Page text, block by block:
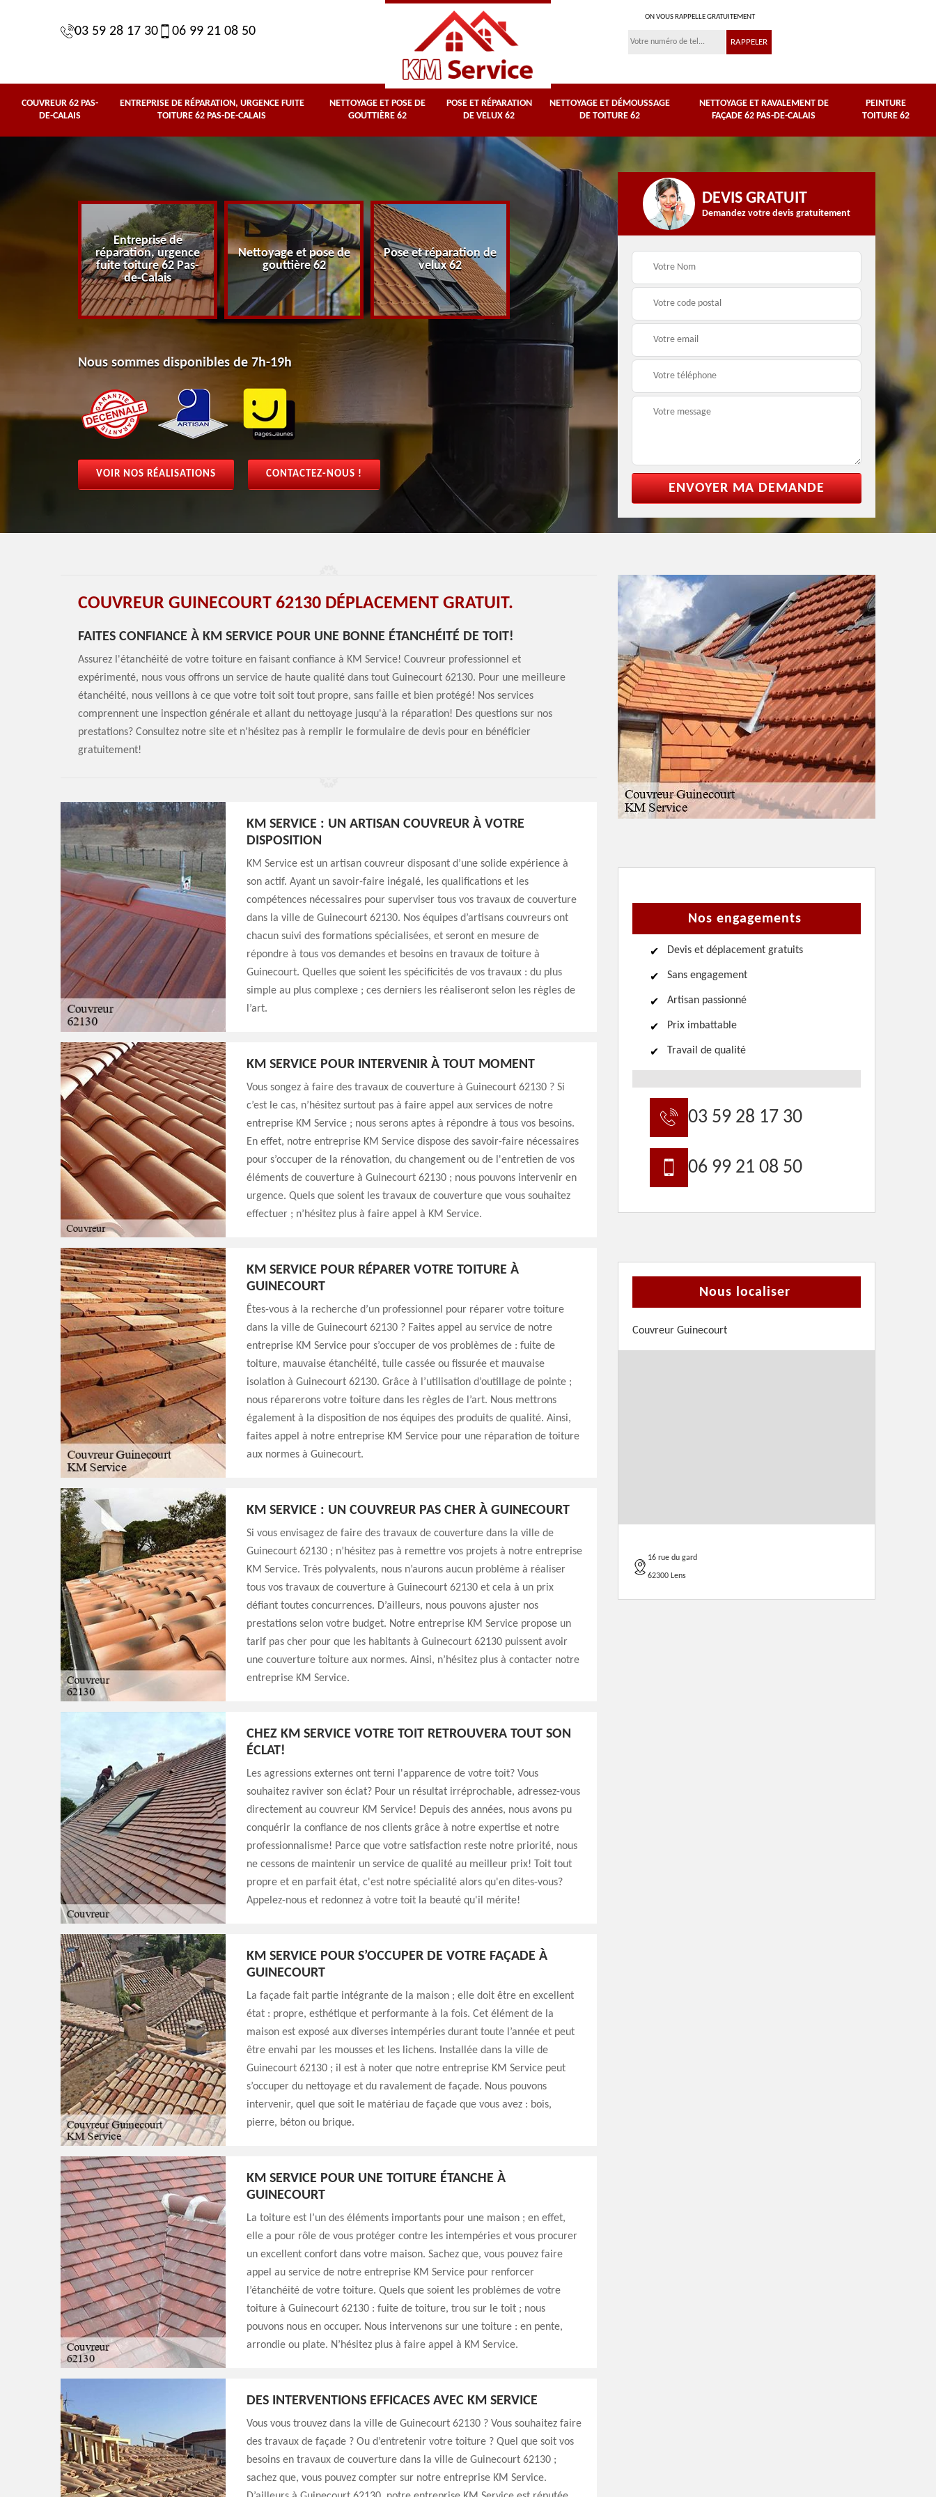
03 59 28 17 30 06 99 21 08 50
ON VOUS RAPPELLE GRATUITEMENT
COUVREUR 62 PAS-
DE-CALAIS
ENTREPRISE DE RÉPARATION, URGENCE FUITE
TOITURE 62 PAS-DE-CALAIS
NETTOYAGE ET POSE DE
GOUTTIÈRE 62
POSE ET RÉPARATION
DE VELUX 62
NETTOYAGE ET DÉMOUSSAGE
DE TOITURE 62
NETTOYAGE ET RAVALEMENT DE
FAÇADE 62 PAS-DE-CALAIS
PEINTURE
TOITURE 62
Entreprise de
réparation, urgence
fuite toiture 62 Pas-
de-Calais
Nettoyage et pose de
gouttière 62
Pose et réparation de
velux 62
Nettoyage et
démoussage de
toiture 62
62 Pas-de-Calais
Nous sommes disponibles de 7h-19h
VOIR NOS RÉALISATIONS CONTACTEZ-NOUS !
DEVIS GRATUIT
Demandez votre devis gratuitement
COUVREUR GUINECOURT 62130 DÉPLACEMENT GRATUIT.
FAITES CONFIANCE À KM SERVICE POUR UNE BONNE ÉTANCHÉITÉ DE TOIT!
Assurez l'étanchéité de votre toiture en faisant confiance à KM Service! Couvreur professionnel et
expérimenté, nous vous offrons un service de haute qualité dans tout Guinecourt 62130. Pour une meilleure
étanchéité, nous veillons à ce que votre toit soit tout propre, sans faille et bien protégé! Nos services
comprennent une inspection générale et allant du nettoyage jusqu'à la réparation! Des questions sur nos
prestations? Consultez notre site et n'hésitez pas à remplir le formulaire de devis pour en bénéficier
gratuitement!
KM SERVICE : UN ARTISAN COUVREUR À VOTRE
DISPOSITION
KM Service est un artisan couvreur disposant d’une solide expérience à
son actif. Ayant un savoir-faire inégalé, les qualifications et les
compétences nécessaires pour superviser tous vos travaux de couverture
dans la ville de Guinecourt 62130. Nos équipes d’artisans couvreurs ont
chacun suivi des formations spécialisées, et seront en mesure de
répondre à tous vos demandes et besoins en travaux de toiture à
Guinecourt. Quelles que soient les spécificités de vos travaux : du plus
simple au plus complexe ; ces derniers les réaliseront selon les règles de
l’art.
KM SERVICE POUR INTERVENIR À TOUT MOMENT
Vous songez à faire des travaux de couverture à Guinecourt 62130 ? Si
c’est le cas, n’hésitez surtout pas à faire appel aux services de notre
entreprise KM Service ; nous serons aptes à répondre à tous vos besoins.
En effet, notre entreprise KM Service dispose des savoir-faire nécessaires
pour s’occuper de la rénovation, du changement ou de l'entretien de vos
éléments de couverture à Guinecourt 62130 ; nous pouvons intervenir en
urgence. Quels que soient les travaux de couverture que vous souhaitez
effectuer ; n’hésitez plus à faire appel à KM Service.
KM SERVICE POUR RÉPARER VOTRE TOITURE À
GUINECOURT
Êtes-vous à la recherche d’un professionnel pour réparer votre toiture
dans la ville de Guinecourt 62130 ? Faites appel au service de notre
entreprise KM Service pour s’occuper de vos problèmes de : fuite de
toiture, mauvaise étanchéité, tuile cassée ou fissurée et mauvaise
isolation à Guinecourt 62130. Grâce à l’utilisation d’outillage de pointe ;
nous réparerons votre toiture dans les règles de l’art. Nous mettrons
également à la disposition de nos équipes des produits de qualité. Ainsi,
faites appel à notre entreprise KM Service pour une réparation de toiture
aux normes à Guinecourt.
KM SERVICE : UN COUVREUR PAS CHER À GUINECOURT
Si vous envisagez de faire des travaux de couverture dans la ville de
Guinecourt 62130 ; n’hésitez pas à remettre vos projets à notre entreprise
KM Service. Très polyvalents, nous n’aurons aucun problème à réaliser
tous vos travaux de couverture à Guinecourt 62130 et cela à un prix
défiant toutes concurrences. D’ailleurs, nous pouvons ajuster nos
prestations selon votre budget. Notre entreprise KM Service propose un
tarif pas cher pour que les habitants à Guinecourt 62130 puissent avoir
une couverture toiture aux normes. Ainsi, n’hésitez plus à contacter notre
entreprise KM Service.
CHEZ KM SERVICE VOTRE TOIT RETROUVERA TOUT SON
ÉCLAT!
Les agressions externes ont terni l'apparence de votre toit? Vous
souhaitez raviver son éclat? Pour un résultat irréprochable, adressez-vous
directement au couvreur KM Service! Depuis des années, nous avons pu
conquérir la confiance de nos clients grâce à notre expertise et notre
professionnalisme! Parce que votre satisfaction reste notre priorité, nous
ne cessons de maintenir un service de qualité au meilleur prix! Toit tout
propre et en parfait état, c'est notre spécialité alors qu'en dites-vous?
Appelez-nous et redonnez à votre toit la beauté qu'il mérite!
KM SERVICE POUR S’OCCUPER DE VOTRE FAÇADE À
GUINECOURT
La façade fait partie intégrante de la maison ; elle doit être en excellent
état : propre, esthétique et performante à la fois. Cet élément de la
maison est exposé aux diverses intempéries durant toute l’année et peut
être envahi par les mousses et les lichens. Installée dans la ville de
Guinecourt 62130 ; il est à noter que notre entreprise KM Service peut
s’occuper du nettoyage et du ravalement de façade. Nous pouvons
intervenir, quel que soit le matériau de façade que vous avez : bois,
pierre, béton ou brique.
KM SERVICE POUR UNE TOITURE ÉTANCHE À
GUINECOURT
La toiture est l’un des éléments importants pour une maison ; en effet,
elle a pour rôle de vous protéger contre les intempéries et vous procurer
un excellent confort dans votre maison. Sachez que, vous pouvez faire
appel au service de notre entreprise KM Service pour renforcer
l’étanchéité de votre toiture. Quels que soient les problèmes de votre
toiture à Guinecourt 62130 : fuite de toiture, trou sur le toit ; nous
pouvons nous en occuper. Nous intervenons sur une toiture : en pente,
arrondie ou plate. N’hésitez plus à faire appel à KM Service.
DES INTERVENTIONS EFFICACES AVEC KM SERVICE
Vous vous trouvez dans la ville de Guinecourt 62130 ? Vous souhaitez faire
des travaux de façade ? Ou d’entretenir votre toiture ? Quel que soit vos
besoins en travaux de couverture dans la ville de Guinecourt 62130 ;
sachez que, vous pouvez compter sur notre entreprise KM Service.
Nos engagements
Devis et déplacement gratuits
Sans engagement
Artisan passionné
Prix imbattable
Travail de qualité
03 59 28 17 30
06 99 21 08 50
Nous localiser
Couvreur Guinecourt
16 rue du gard
62300 Lens